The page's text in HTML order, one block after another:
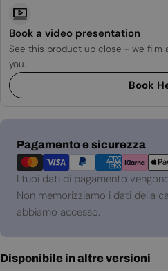
Book a video presentation
See this product up close - we film
you.
Book
Pagamento e sicurezza
Metodi
di
pagamento
I tuoi dati di pagamento
Non memorizziamo i dati della
abbiamo accesso.
Disponibile in altre versioni